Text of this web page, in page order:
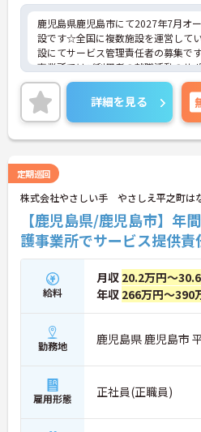
鹿児島県鹿児島市にて2027年7月オ
設です☆全国に複数施設を運営して
設にてサービス管理責任者の募集です
事業所ではご利用者の就職活動のサ
く、定着支援まで一貫して関われる
人ひとりの特性や希望に寄り添った支
れています。研修や学びの機会も豊
安がある方でも安心して成長できる
る職場です◎ご興味のある方には、
にご相談ください！
詳細を見る
定期巡回
株式会社やさしい手 やさしえ平之町は
【鹿児島県/鹿児島市】年
護事業所でサービス提供
給料
月収 20.2万円～
年収 266万円～390
勤務地 鹿児島県 鹿児島市
雇用形態 正社員(正職員)